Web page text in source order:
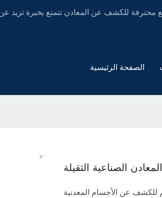
الصفحة الرئيسية
الصناعية الثقيلة
عن الأجسام المعدنية